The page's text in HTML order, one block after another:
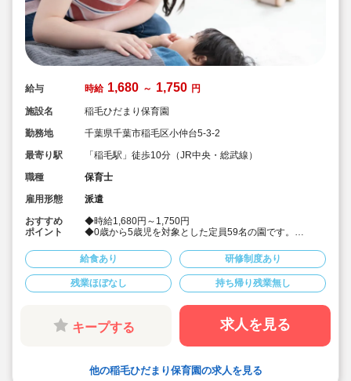
給与 時給 1,680 ～ 1,750 円
施設名
稲毛ひだまり保育園
勤務地
千葉県千葉市稲毛区小仲台5-3-2
最寄り駅
「稲毛駅」徒歩10分（JR中央・総武線）
職種
保育士
雇用形態
派遣
おすすめ
ポイント
◆時給1,680円～1,750円
◆0歳から5歳児を対象とした定員59名の園です。
◆皆勤手当あり♪
◆派遣でのお仕事
◆週に1回程度18:30もしくは20:00頃まで残れる方歓迎
（19時頃には大体終了）※時間外支給有
給食あり 研修制度あり
残業ほぼなし 持ち帰り残業無し
キープする 求人を見る
他の稲毛ひだまり保育園の求人を見る